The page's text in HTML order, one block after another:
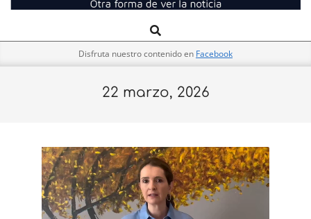
El
Pulso
Navigation
Search
Disfruta nuestro contenido en Facebook
22 marzo, 2026